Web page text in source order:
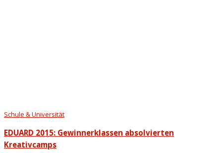
Schule & Universität
EDUARD 2015: Gewinnerklassen absolvierten
Kreativcamps